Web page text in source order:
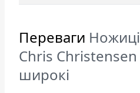
Переваги
Chris
широкі